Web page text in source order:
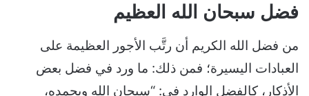
فضل سبحان الله العظيم
من فضل الله الكريم أن رتَّب الأجور العظيمة على
العبادات اليسيرة؛ فمن ذلك: ما ورد في فضل بعض
الأذكار، كالفضل الوارد في: “سبحان الله وبحمده،